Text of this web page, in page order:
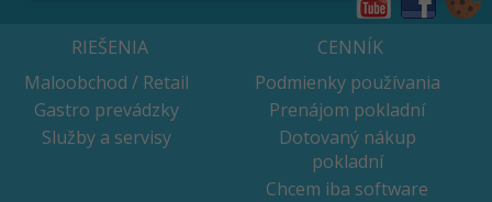
RIEŠENIA
Maloobchod / Retail
Gastro prevádzky
Služby a servisy
CENNÍK
Podmienky používania
Prenájom pokladní
Dotovaný nákup
pokladní
Chcem iba software